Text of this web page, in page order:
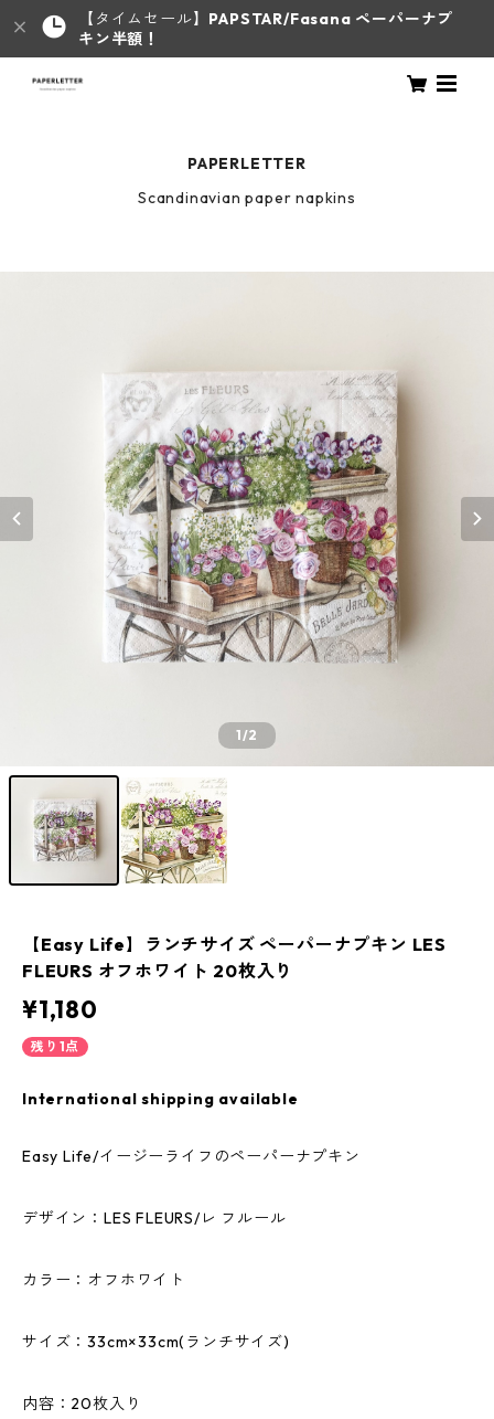
【タイムセール】 PAPSTAR/Fasana ペーパーナプ
キン半額！
PAPERLETTER
Scandinavian paper napkins
1/2
【Easy Life】ランチサイズ ペーパーナプキン LES
FLEURS オフホワイト 20枚入り
¥1,180
残り1点
International shipping available
Easy Life/イージーライフのペーパーナプキン
デザイン：LES FLEURS/レ フルール
カラー：オフホワイト
サイズ：33cm×33cm(ランチサイズ)
内容：20枚入り